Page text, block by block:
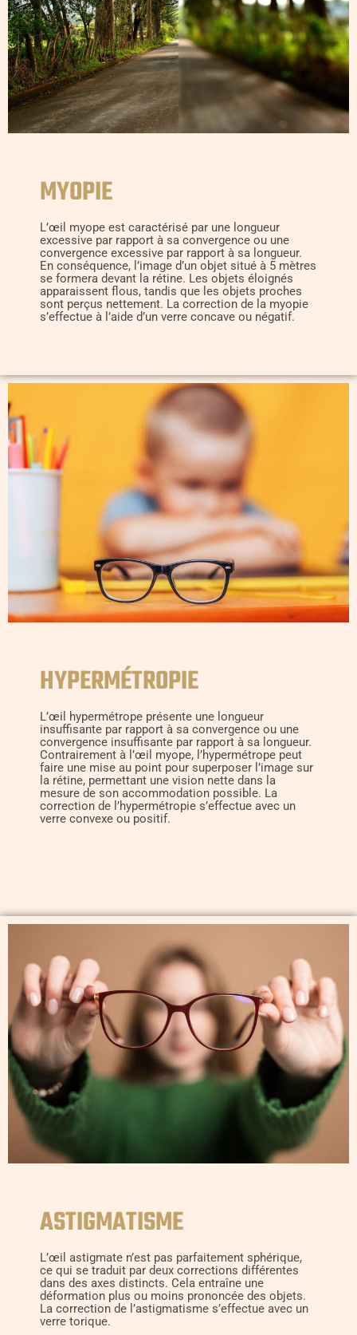
MYOPIE
L’œil myope est caractérisé par une longueur
excessive par rapport à sa convergence ou une
convergence excessive par rapport à sa longueur.
En conséquence, l’image d’un objet situé à 5 mètres
se formera devant la rétine. Les objets éloignés
apparaissent flous, tandis que les objets proches
sont perçus nettement. La correction de la myopie
s’effectue à l’aide d’un verre concave ou négatif.
HYPERMÉTROPIE
L’œil hypermétrope présente une longueur
insuffisante par rapport à sa convergence ou une
convergence insuffisante par rapport à sa longueur.
Contrairement à l’œil myope, l’hypermétrope peut
faire une mise au point pour superposer l’image sur
la rétine, permettant une vision nette dans la
mesure de son accommodation possible. La
correction de l’hypermétropie s’effectue avec un
verre convexe ou positif.
ASTIGMATISME
L’œil astigmate n’est pas parfaitement sphérique,
ce qui se traduit par deux corrections différentes
dans des axes distincts. Cela entraîne une
déformation plus ou moins prononcée des objets.
La correction de l’astigmatisme s’effectue avec un
verre torique.